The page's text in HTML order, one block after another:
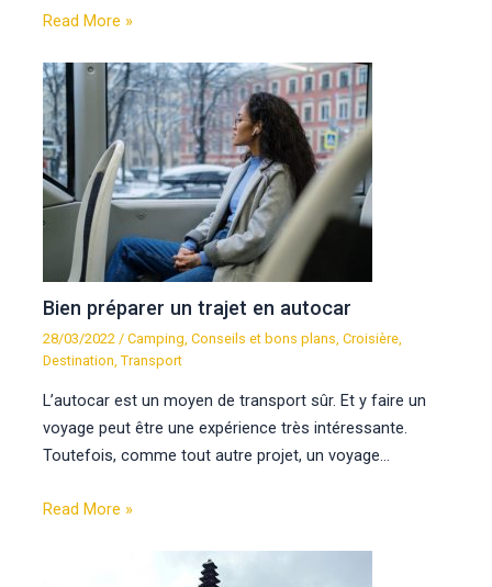
Read More »
Bien préparer un trajet en autocar
28/03/2022 /Camping ,Conseils et bons plans ,Croisière
Destination ,Transport
L’autocar est un moyen de transport sûr. Et y faire un
voyage peut être une expérience très intéressante.
Toutefois, comme tout autre projet, un voyage…
Read More »